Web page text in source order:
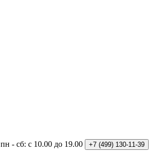
пн - сб: с 10.00 до 19.00 +7 (499) 130-11-39